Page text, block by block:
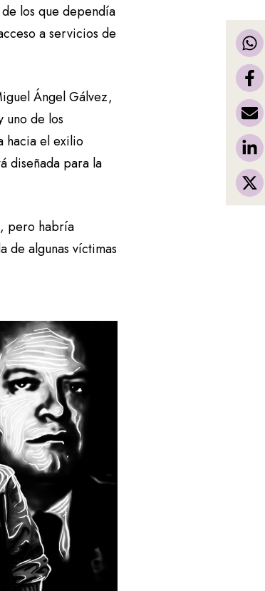
los que dependía
a servicios de
Ángel Gálvez,
uno de los
hacia el exilio
diseñada para la
pero habría
de algunas víctimas